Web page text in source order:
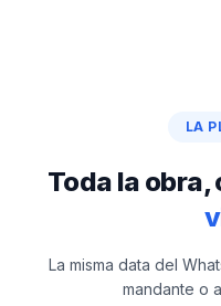
LA
Toda la obra,
La misma data del
mandante o